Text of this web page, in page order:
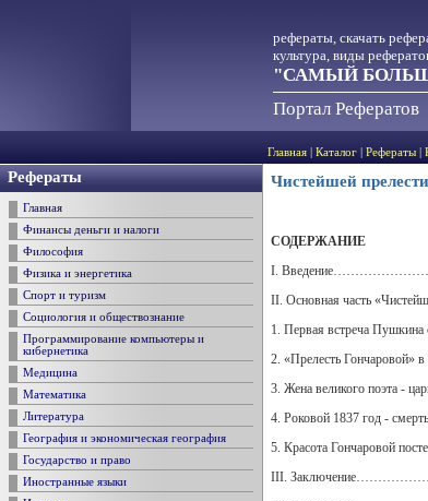
рефераты, скачать
культура, виды
"САМЫЙ
Портал Рефератов
Главная Каталог Рефераты
Рефераты
Главная
Финансы деньги и налоги
Философия
Физика и энергетика
Спорт и туризм
Социология и обществознание
Программирование компьютеры и
кибернетика
Медицина
Математика
Литература
География и экономическая география
Государство и право
Иностранные языки
Чистейшей
СОДЕРЖАНИЕ
I.
II. Основная часть
1. Первая встреча Пушкина
2. «Прелесть Гончаровой»
3. Жена великого поэта -
4. Роковой 1837 год -
5. Красота Гончаровой
III.